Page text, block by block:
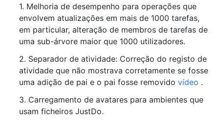
1. Melhoria de desempenho para operações que
envolvem atualizações em mais de 1000 tarefas,
em particular, alteração de membros de tarefas de
uma sub-árvore maior que 1000 utilizadores.
2. Separador de atividade: Correção do registo de
atividade que não mostrava corretamente se fosse
uma adição de pai e o pai fosse removido vídeo .
3. Carregamento de avatares para ambientes que
usam ficheiros JustDo.